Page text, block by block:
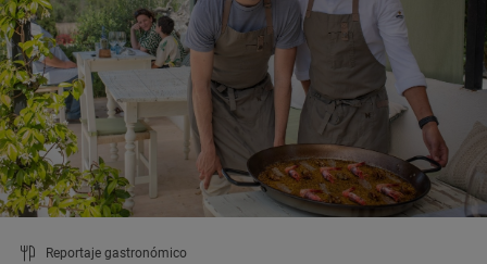
Reportaje gastronómico